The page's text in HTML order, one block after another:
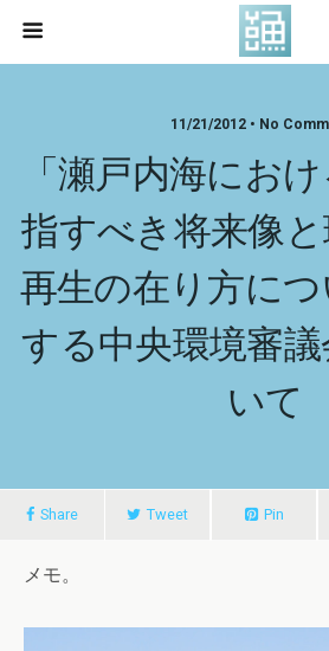
11/21/2012 • No
「瀬戸内海にお
指すべき将来像と
再生の在り方に
する中央環境審
いて
Share Tweet Pin
メモ。